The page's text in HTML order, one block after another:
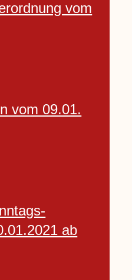
vom
vom 09.01.
ab